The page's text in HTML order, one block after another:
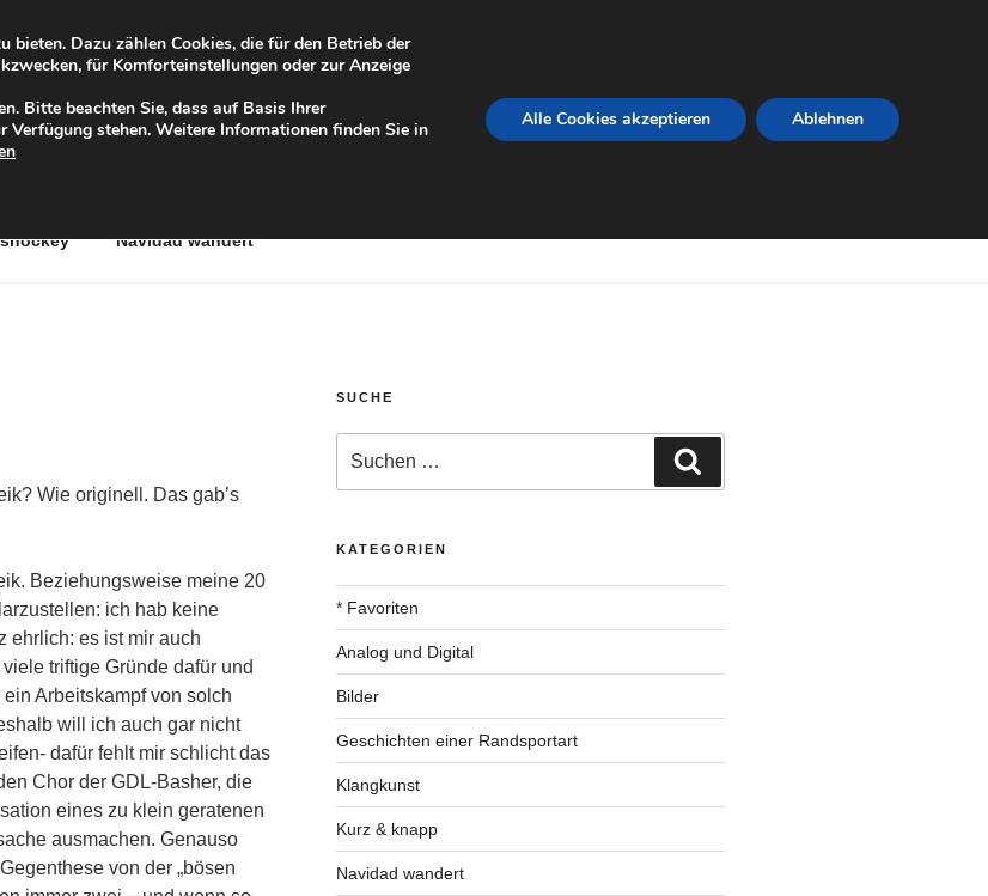
Navidad wandert
Wie originell. Das gab’s
Beziehungsweise meine 20
ich hab keine
ehrlich: es ist mir auch
triftige Gründe dafür und
Arbeitskampf von solch
will ich auch gar nicht
dafür fehlt mir schlicht das
Chor der GDL-Basher, die
eines zu klein geratenen
ausmachen. Genauso
von der „bösen
SUCHE
nach:
KATEGORIEN
* Favoriten
Analog und Digital
Bilder
Geschichten einer Randsportart
Klangkunst
Kurz & knapp
Navidad wandert
Dazu zählen Cookies, die für den Betrieb der
für Komforteinstellungen oder zur Anzeige
Bitte beachten Sie, dass auf Basis Ihrer
stehen. Weitere Informationen finden Sie in
Alle Cookies akzeptieren Ablehnen